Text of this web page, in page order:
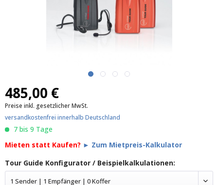
485,00 €
Preise inkl. gesetzlicher MwSt.
versandkostenfrei innerhalb Deutschland
7 bis 9 Tage
Mieten statt Kaufen? ► Zum Mietpreis-Kalkulator
Tour Guide Konfigurator / Beispielkalkulationen:
1 Sender | 1 Empfänger | 0 Koffer